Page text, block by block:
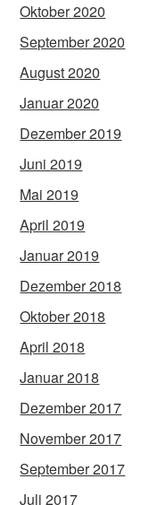
Oktober 2020
September 2020
August 2020
Januar 2020
Dezember 2019
Juni 2019
Mai 2019
April 2019
Januar 2019
Dezember 2018
Oktober 2018
April 2018
Januar 2018
Dezember 2017
November 2017
September 2017
Juli 2017